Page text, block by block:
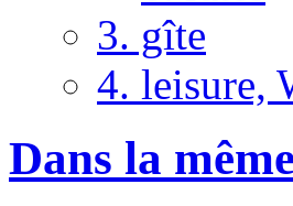
3. gîte
4. leisure,
Dans la